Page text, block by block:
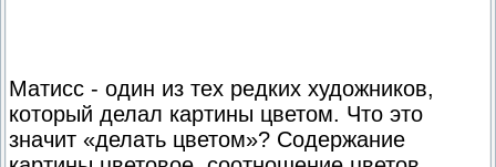
Матисс - один из тех редких художников,
который делал картины цветом. Что это
значит «делать цветом»? Содержание